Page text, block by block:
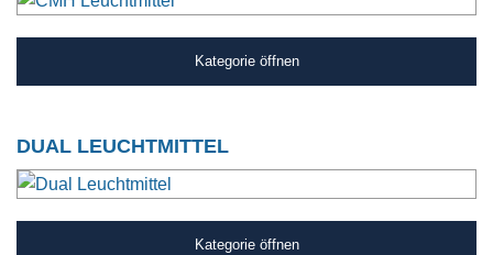
Kategorie öffnen
DUAL LEUCHTMITTEL
Kategorie öffnen